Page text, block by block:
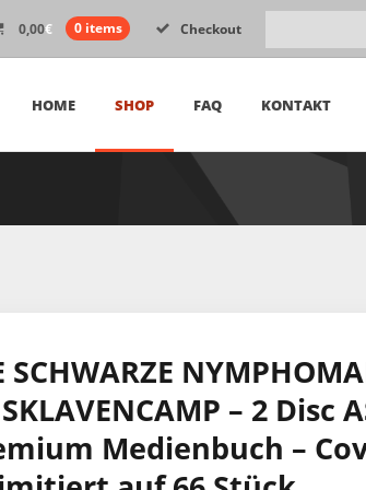
0,00€ 0 items Checkout
HOME SHOP FAQ KONTAKT
SCHWARZE
– 2 Disc
Medienbuch –